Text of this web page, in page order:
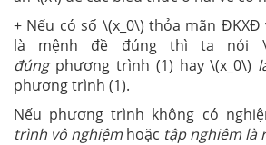
+ Nếu có số \(x_0\) thỏa mãn ĐKXĐ
là mệnh đề đúng thì ta nói
đúngphương trình (1) hay \(x_0\)
phương trình (1).
Nếu phương trình không có
trình vô nghiệm hoặc tập nghiêm là